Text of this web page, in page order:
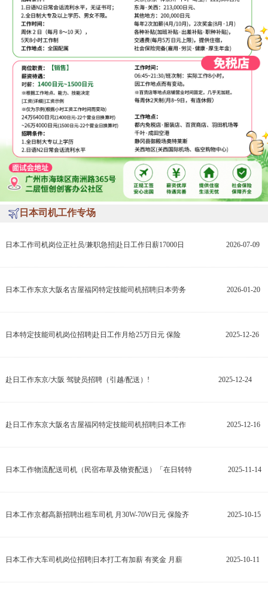
日本司机工作专场
日本工作司机岗位正社员/兼职急招|赴日工作日薪17000日 2026-07-09
日本工作东京大阪名古屋福冈特定技能司机招聘|日本劳务 2026-01-20
日本特定技能司机岗位招聘|赴日工作月给25万日元 保险 2025-12-26
赴日工作东京/大阪 驾驶员招聘（引越/配送）! 2025-12-24
赴日工作东京大阪名古屋福冈特定技能司机招聘|日本工作 2025-12-16
日本工作物流配送司机（民宿布草及物资配送）「在日转特 2025-11-14
日本工作京都高新招聘出租车司机 月30W-70W日元 保险齐 2025-10-15
日本工作大车司机岗位招聘|日本打工有加薪 有奖金 月薪 2025-10-11